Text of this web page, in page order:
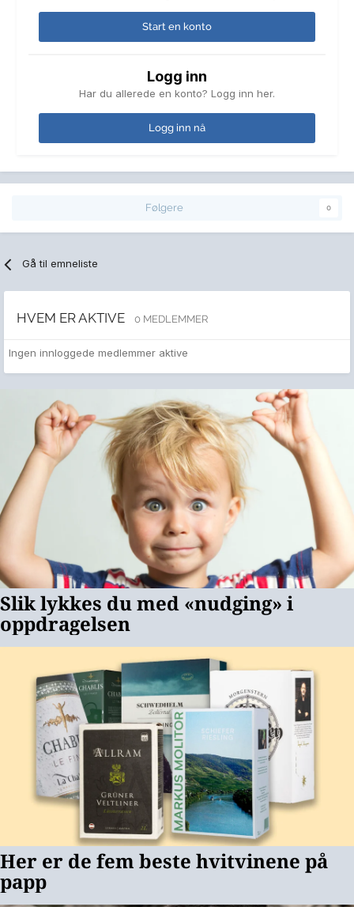
Start en konto
Logg inn
Har du allerede en konto? Logg inn her.
Logg inn nå
Følgere 0
Gå til emneliste
HVEM ER AKTIVE 0 MEDLEMMER
Ingen innloggede medlemmer aktive